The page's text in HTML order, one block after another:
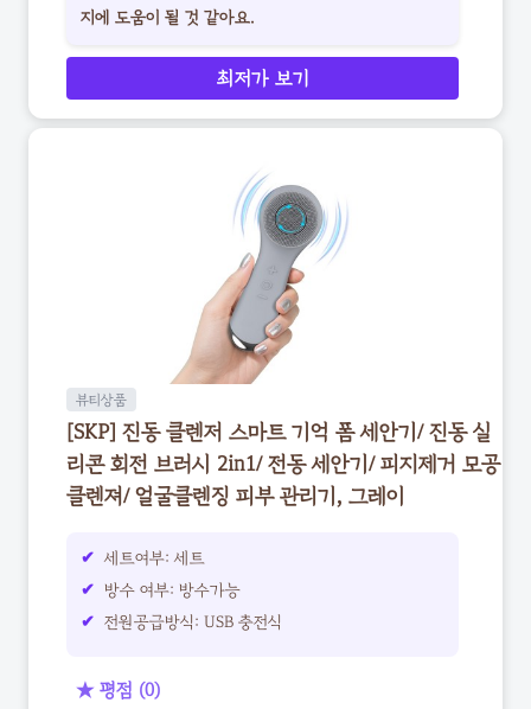
지에 도움이 될 것 같아요.
최저가 보기
뷰티상품
[SKP] 진동 클렌저 스마트 기억 폼 세안기/ 진동 실
리콘 회전 브러시 2in1/ 전동 세안기/ 피지제거 모공
클렌져/ 얼굴클렌징 피부 관리기, 그레이
세트여부: 세트
방수 여부: 방수가능
전원공급방식: USB 충전식
★ 평점 (0)